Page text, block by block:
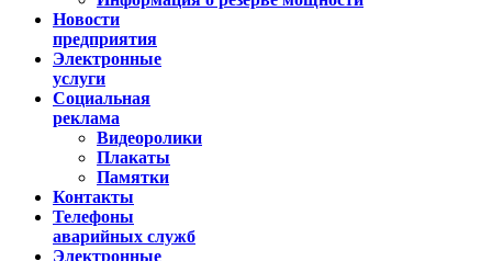
Новости
предприятия
Электронные
услуги
Социальная
реклама
Видеоролики
Плакаты
Памятки
Контакты
Телефоны
аварийных служб
Электронные